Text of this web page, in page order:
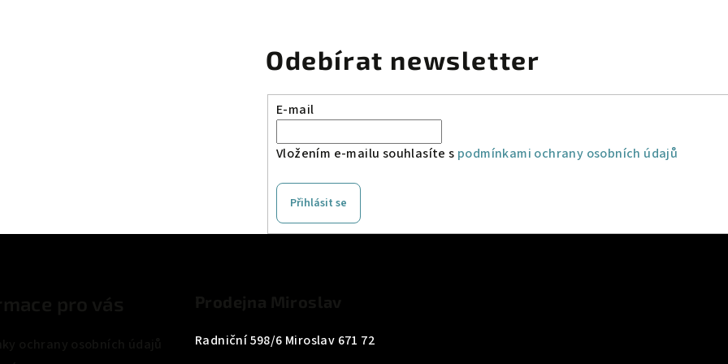
Odebírat newsletter
E-mail
Vložením e-mailu souhlasíte s podmínkami ochrany osobních údajů
Přihlásit se
Radniční 598/6 Miroslav 671 72